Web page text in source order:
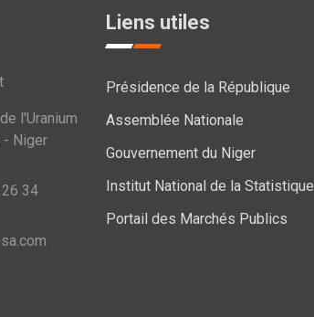
l'Uranium
- Niger
34
Liens utiles
Présidence de la République
Assemblée Nationale
Gouvernement du Niger
Institut National de la Statistique
Portail des Marchés Publics